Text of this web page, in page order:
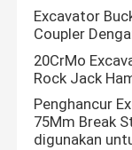
Excavator
Coupler
20CrMo
Rock Jack
Penghancur
75Mm Break
digunakan